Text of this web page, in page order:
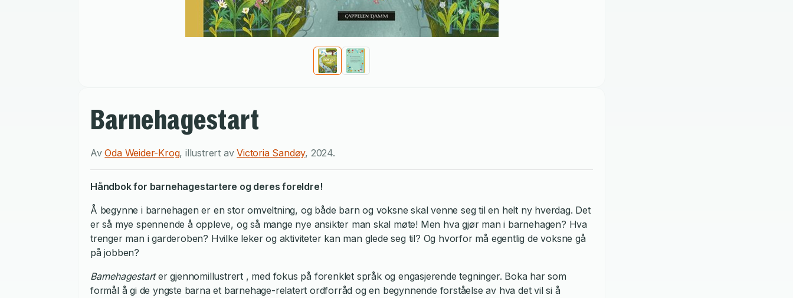
Barnehagestart
AvOda Weider-Krog,illustrert avVictoria Sandøy, 2024.
Håndbok for barnehagestartere og deres foreldre!
Å begynne i barnehagen er en stor omveltning, og både barn og voksne skal venne seg til en helt ny hverdag. Det
er så mye spennende å oppleve, og så mange nye ansikter man skal møte! Men hva gjør man i barnehagen? Hva
trenger man i garderoben? Hvilke leker og aktiviteter kan man glede seg til? Og hvorfor må egentlig de voksne gå
på jobben?
Barnehagestarter gjennomillustrert , med fokus på forenklet språk og engasjerende tegninger. Boka har som
formål å gi de yngste barna et barnehage-relatert ordforråd og en begynnende forståelse av hva det vil si å